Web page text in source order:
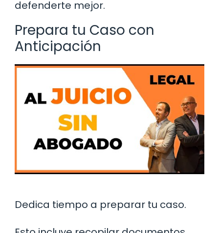
defenderte mejor.
Prepara tu Caso con
Anticipación
Dedica tiempo a preparar tu caso.